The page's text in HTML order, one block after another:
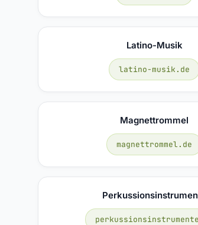
Latino-Musik
latino-musik.de
Magnettrommel
magnettrommel.de